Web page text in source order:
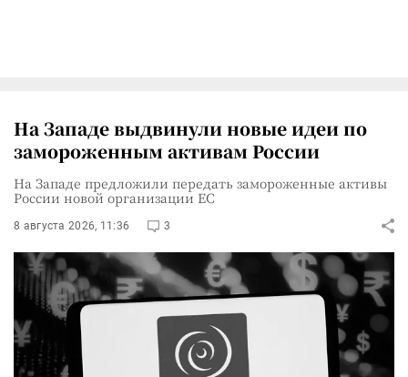
На Западе выдвинули новые идеи по
замороженным активам России
На Западе предложили передать замороженные активы
России новой организации ЕС
8 августа 2026, 11:36 3